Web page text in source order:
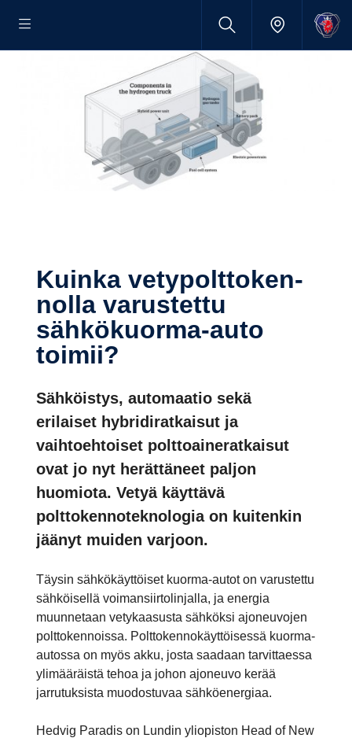
Kuinka vetypolt­to­ken­
nolla varus­tettu
sähkökuorma-​auto
toimii?
Sähköistys, automaatio sekä
erilaiset hybridiratkaisut ja
vaihtoehtoiset polttoaineratkaisut
ovat jo nyt herättäneet paljon
huomiota. Vetyä käyttävä
polttokennoteknologia on kuitenkin
jäänyt muiden varjoon.
Täysin sähkökäyttöiset kuorma-autot on varustettu
sähköisellä voimansiirtolinjalla, ja energia
muunnetaan vetykaasusta sähköksi ajoneuvojen
polttokennoissa. Polttokennokäyttöisessä kuorma-
autossa on myös akku, josta saadaan tarvittaessa
ylimääräistä tehoa ja johon ajoneuvo kerää
jarrutuksista muodostuvaa sähköenergiaa.
Hedvig Paradis on Lundin yliopiston Head of New